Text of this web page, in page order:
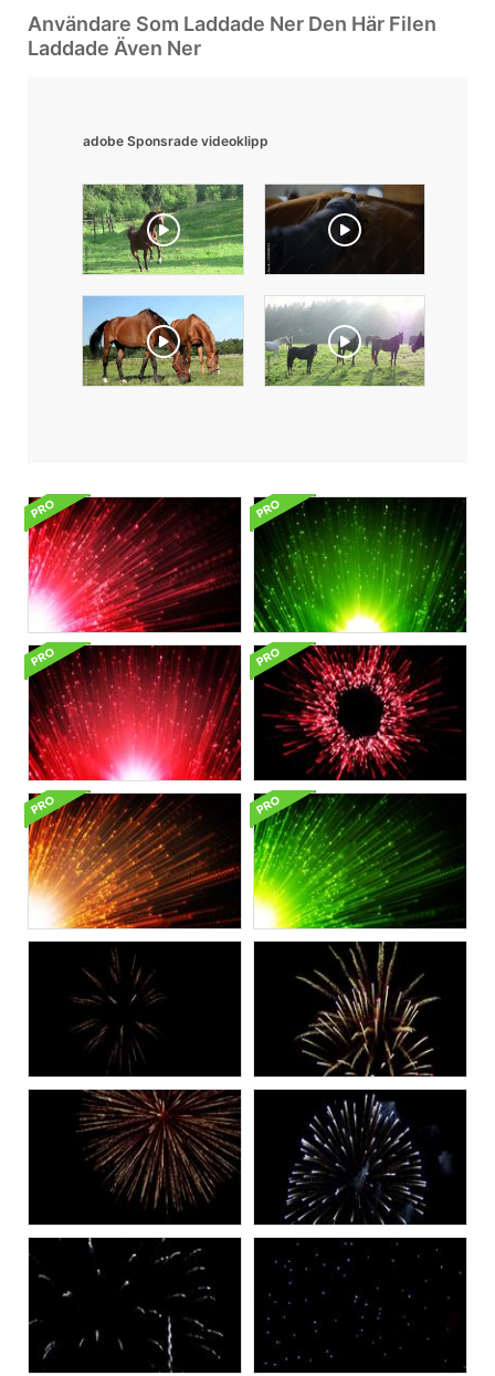
Användare Som Laddade Ner Den Här Filen
Laddade Även Ner
adobe Sponsrade videoklipp